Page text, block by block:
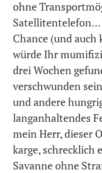
ohne
Satellitentelefon…
Chance (und auch
würde Ihr
drei Wochen
verschwunden
und andere
langanhaltendes
mein Herr, dieser
karge, schrecklich
Savanne ohne